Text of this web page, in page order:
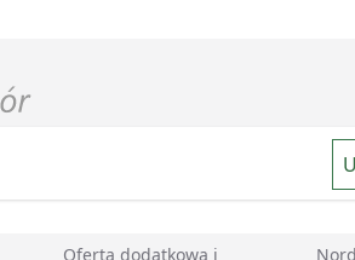
Oferta dodatkowa i